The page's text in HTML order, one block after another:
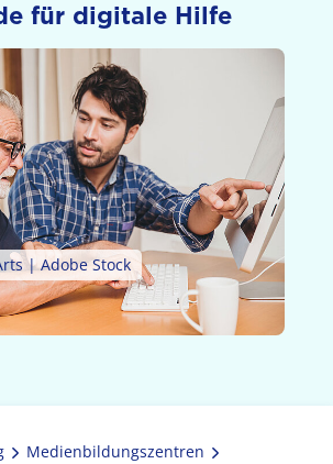
für digitale Hilfe
| Adobe Stock
Medien­bildungs­zentren